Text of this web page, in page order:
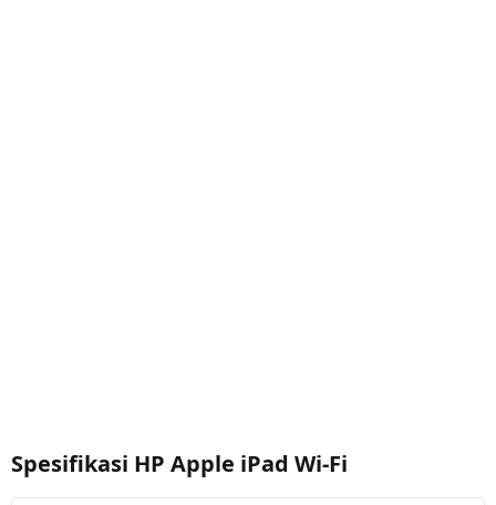
Spesifikasi HP Apple iPad Wi-Fi